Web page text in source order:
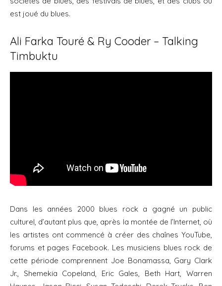
est joué du blues.
Ali Farka Touré & Ry Cooder – Talking
Timbuktu
Dans les années 2000 blues rock a gagné un public
culturel, d’autant plus que, après la montée de l’Internet, où
les artistes ont commencé à créer des chaînes YouTube,
forums et pages Facebook. Les musiciens blues rock de
cette période comprennent Joe Bonamassa, Gary Clark
Jr., Shemekia Copeland, Eric Gales, Beth Hart, Warren